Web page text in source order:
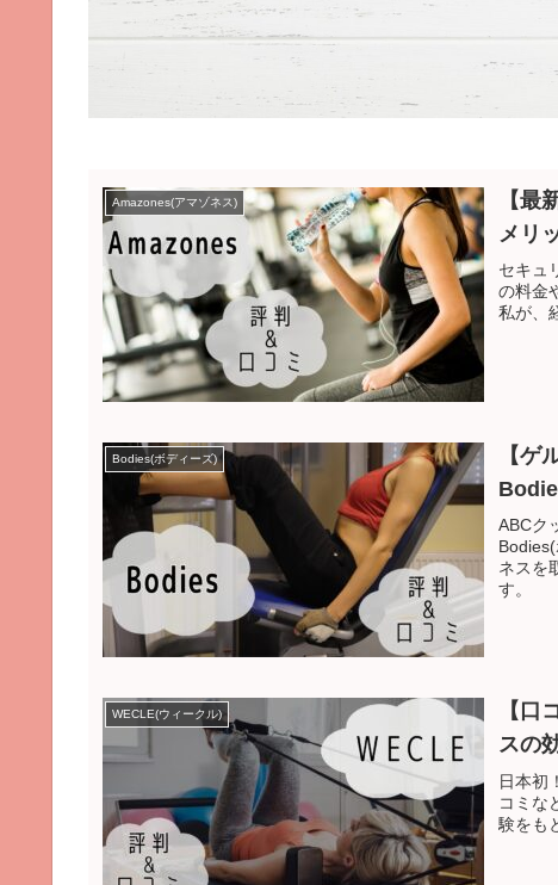
Amazones(アマゾネス)
【最
メリ
セキュ
の料金
私が、
Bodies(ボディーズ)
【ゲ
ABCク
ネスを
す。
WECLE(ウィークル)
【口
スの
日本初
コミな
験をも